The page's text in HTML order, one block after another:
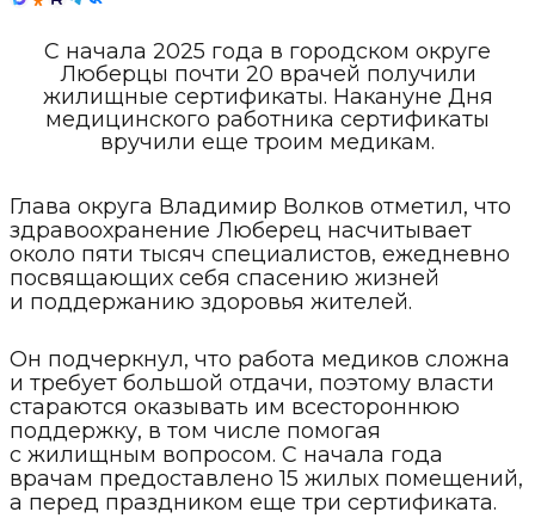
С начала 2025 года в городском округе
Люберцы почти 20 врачей получили
жилищные сертификаты. Накануне Дня
медицинского работника сертификаты
вручили еще троим медикам.
Глава округа Владимир Волков отметил, что
здравоохранение Люберец насчитывает
около пяти тысяч специалистов, ежедневно
посвящающих себя спасению жизней
и поддержанию здоровья жителей.
Он подчеркнул, что работа медиков сложна
и требует большой отдачи, поэтому власти
стараются оказывать им всестороннюю
поддержку, в том числе помогая
с жилищным вопросом. С начала года
врачам предоставлено 15 жилых помещений,
а перед праздником еще три сертификата.